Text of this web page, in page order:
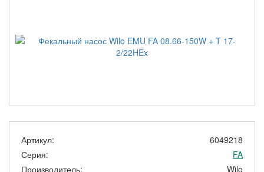
Артикул:
6049218
Серия:
FA
Производитель:
Wilo